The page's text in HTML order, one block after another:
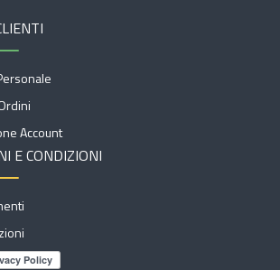
Account
E CONDIZIONI